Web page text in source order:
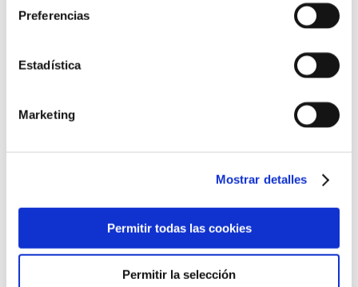
Preferencias
Estadística
Marketing
Mostrar detalles
Permitir todas las cookies
Permitir la selección